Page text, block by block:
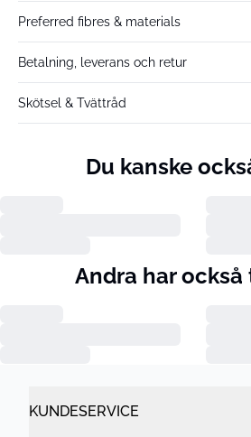
Preferred fibres & materials
Betalning, leverans och retur
Skötsel & Tvättråd
Du kanske
Andra har
KUNDESERVICE